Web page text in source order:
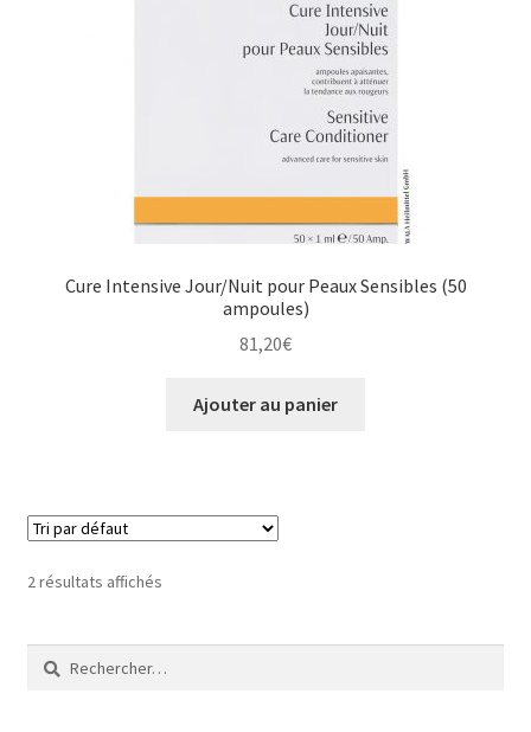
Cure Intensive Jour/Nuit pour Peaux Sensibles (50
ampoules)
81,20€
Ajouter au panier
2 résultats affichés
Rechercher :